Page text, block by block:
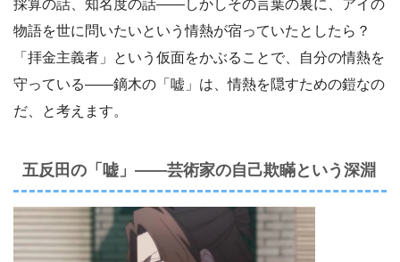
採算の話、知名度の話——しかしその言葉の裏に、アイの
物語を世に問いたいという情熱が宿っていたとしたら？
「拝金主義者」という仮面をかぶることで、自分の情熱を
守っている——鏑木の「嘘」は、情熱を隠すための鎧なの
だ、と考えます。
五反田の「嘘」——芸術家の自己欺瞞という深淵